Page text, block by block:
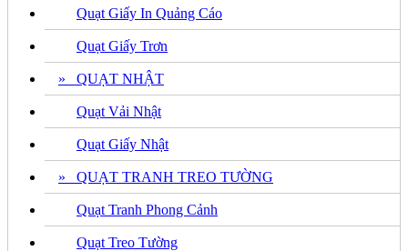
Quạt Giấy In Quảng Cáo
Quạt Giấy Trơn
» QUẠT NHẬT
Quạt Vải Nhật
Quạt Giấy Nhật
» QUẠT TRANH TREO TƯỜNG
Quạt Tranh Phong Cảnh
Quạt Treo Tường